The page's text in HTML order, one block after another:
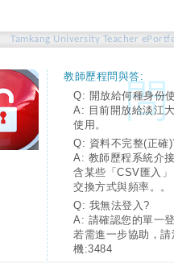
Tamkang University Teacher
教師歷程問與答:
Q: 開放給何種身份
A: 目前開放給淡江
使用。
Q: 資料不完整(正確
A: 教師歷程系統介
含某些「CSV匯入
交換方式與頻率。。
Q: 我無法登入?
A: 請確認您的單一
若需進一步協助，
機:3484